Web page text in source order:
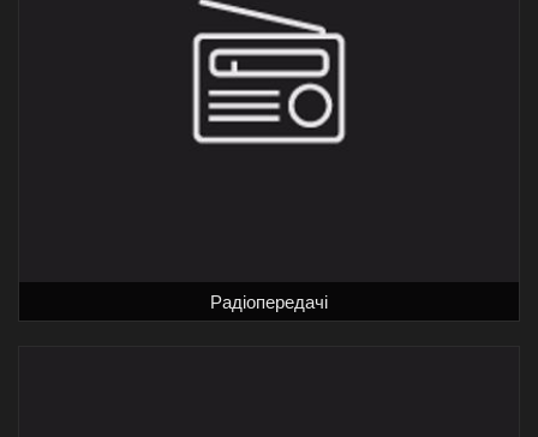
Радіопередачі